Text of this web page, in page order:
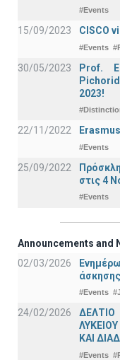
#Events
15/09/2023 CISCO
#Events
30/05/2023
Prof.
2023!
22/11/2022
#Events
25/09/2022
στις 4
#Events
Announcements and
02/03/2026
#Events
24/02/2026
ΚΑΙ
#Events